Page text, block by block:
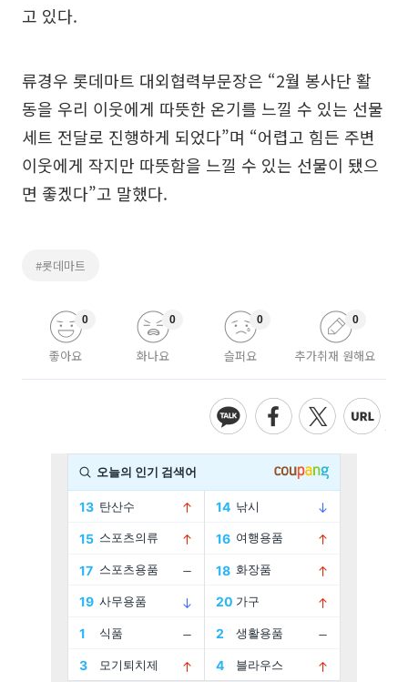
고 있다.
류경우 롯데마트 대외협력부문장은 “2월 봉사단 활
동을 우리 이웃에게 따뜻한 온기를 느낄 수 있는 선물
세트 전달로 진행하게 되었다”며 “어렵고 힘든 주변
이웃에게 작지만 따뜻함을 느낄 수 있는 선물이 됐으
면 좋겠다”고 말했다.
#롯데마트
좋아요
0
화나요
0
슬퍼요
0
추가취재 원해요
0